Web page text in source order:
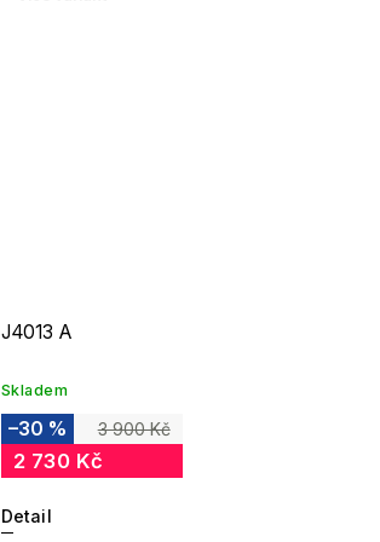
J4013 A
Skladem
3 900 Kč
–30 %
2 730 Kč
Detail